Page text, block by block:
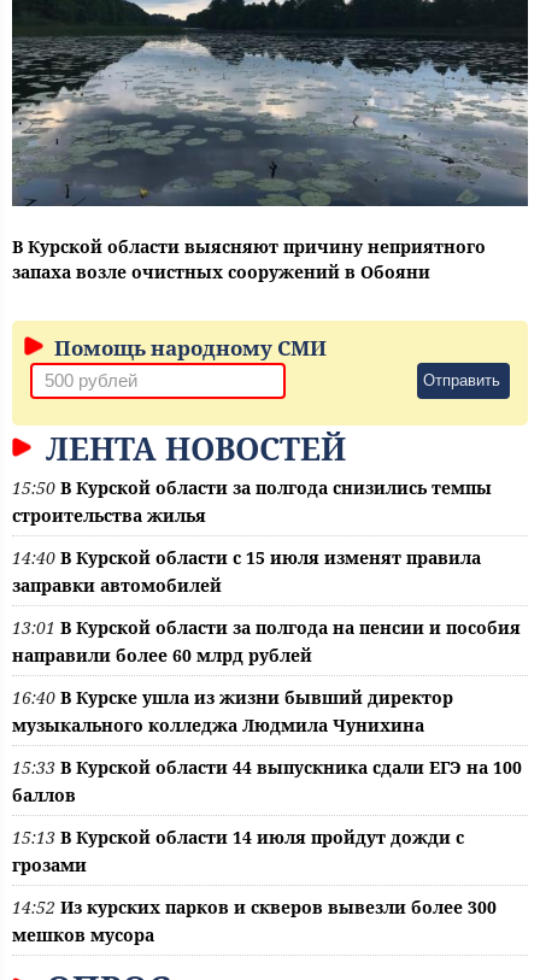
В Курской области выясняют причину неприятного
запаха возле очистных сооружений в Обояни
Помощь народному СМИ
Отправить
ЛЕНТА НОВОСТЕЙ
15:50 В Курской области за полгода снизились темпы
строительства жилья
14:40 В Курской области с 15 июля изменят правила
заправки автомобилей
13:01 В Курской области за полгода на пенсии и пособия
направили более 60 млрд рублей
16:40 В Курске ушла из жизни бывший директор
музыкального колледжа Людмила Чунихина
15:33 В Курской области 44 выпускника сдали ЕГЭ на 100
баллов
15:13 В Курской области 14 июля пройдут дожди с
грозами
14:52 Из курских парков и скверов вывезли более 300
мешков мусора